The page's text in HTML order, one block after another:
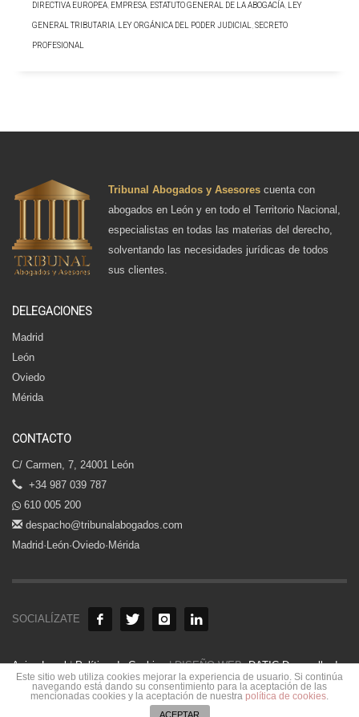
DIRECTIVA EUROPEA, EMPRESA, ESTATUTO GENERAL DE LA ABOGACÍA, LEY
GENERAL TRIBUTARIA, LEY ORGÁNICA DEL PODER JUDICIAL,SECRETO
PROFESIONAL
Tribunal Abogados y Asesores cuenta con
abogados en León y en todo el Territorio Nacional,
especialistas en todas las materias del derecho,
solventando las necesidades jurídicas de todos
sus clientes.
DELEGACIONES
Madrid
León
Oviedo
Mérida
CONTACTO
C/ Carmen, 7, 24001 León
+34 987 039 787
610 005 200
despacho@tribunalabogados.com
Madrid·León·Oviedo·Mérida
SOCIALÍZATE
Aviso Legal|Política de Cookies| DISEÑO WEB:DATIC Desarrollo de
Aplicaciones.
Este sitio web utiliza cookies mejorar la experiencia de usuario. Si continúa
navegando está dando su consentimiento para la aceptación de las
mencionadas cookies y la aceptación de nuestra política de cookies.
ACEPTAR